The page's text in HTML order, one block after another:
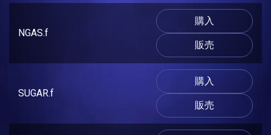
NGAS.f
購入
販売
SUGAR.f
購入
販売